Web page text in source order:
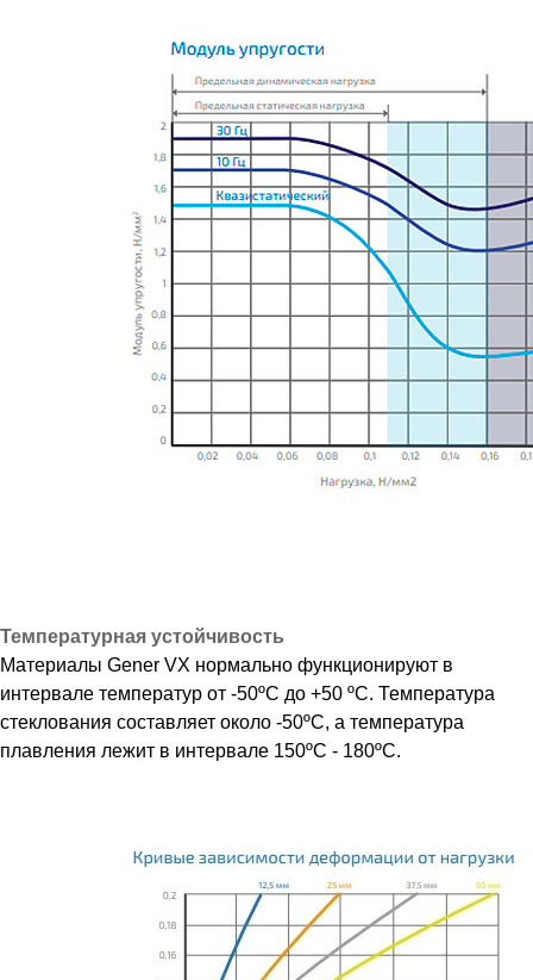
Температурная устойчивость
Материалы Gener VX нормально функционируют в
интервале температур от -50ºС до +50 ºС. Температура
стеклования составляет около -50ºС, а температура
плавления лежит в интервале 150ºС - 180ºС.